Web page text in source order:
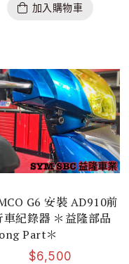
加入購物車
G6 安裝 AD910前
車紀錄器 ＊益隆部品
Part＊
$6,500